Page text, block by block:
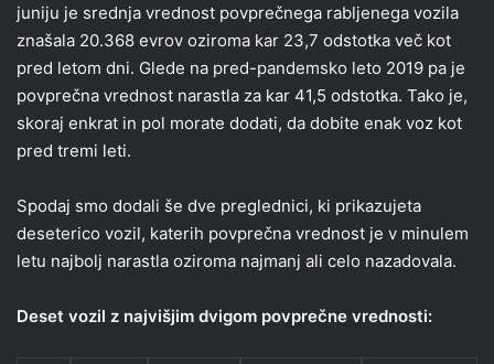
juniju je srednja vrednost povprečnega rabljenega vozila
znašala 20.368 evrov oziroma kar 23,7 odstotka več kot
pred letom dni. Glede na pred-pandemsko leto 2019 pa je
povprečna vrednost narastla za kar 41,5 odstotka. Tako je,
skoraj enkrat in pol morate dodati, da dobite enak voz kot
pred tremi leti.
Spodaj smo dodali še dve preglednici, ki prikazujeta
deseterico vozil, katerih povprečna vrednost je v minulem
letu najbolj narastla oziroma najmanj ali celo nazadovala.
Deset vozil z najvišjim dvigom povprečne vrednosti: